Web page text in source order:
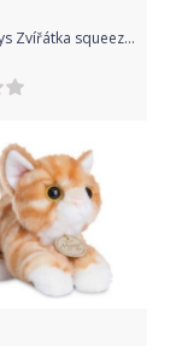
CreativeToys Zvířátka squeeze plyšové